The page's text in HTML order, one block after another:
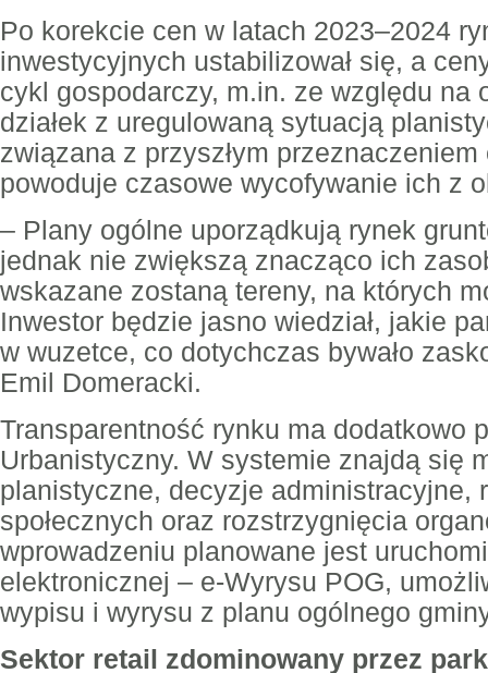
Po korekcie cen w latach 2023–2024
inwestycyjnych ustabilizował się, a
cykl gospodarczy, m.in. ze względu na
działek z uregulowaną sytuacją
związana z przyszłym
powoduje czasowe wycofywanie ich z
– Plany ogólne uporządkują rynek
jednak nie zwiększą znacząco ich
wskazane zostaną tereny, na których
Inwestor będzie jasno wiedział, jakie
w wuzetce, co dotychczas bywało
Emil Domeracki.
Transparentność rynku ma dodatkowo
Urbanistyczny. W systemie znajdą się
planistyczne, decyzje administracyjne,
społecznych oraz rozstrzygnięcia
wprowadzeniu planowane jest
elektronicznej – e-Wyrysu POG,
wypisu i wyrysu z planu ogólnego
Sektor retail zdominowany przez